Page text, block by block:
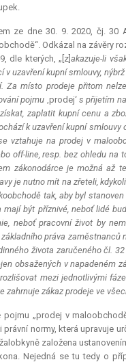
ze dne 30. 9. 2020, čj. 30
Odkázal na závěry
dle kterých, „[z]akazuje-li
uzavření kupní smlouvy,
Za místo prodeje přitom
pojmu ‚prodej‘s přijetím
zaplatit kupní cenu a
k uzavření kupní
vztahuje na prodej v
off-line, resp. bez ohledu na
zákonodárce je možná až
je nutno mít na zřeteli,
tak, aby byl
mají být příznivé, neboť lidé
neboť pracovní život by
práva
života zaručeného čl.
obsažených v napadeném
mezi jednotlivými
zahrnuje zákaz prodeje ve
pojmu „prodej v
normy, která upravuje
založena
Nejedná se tu tedy o